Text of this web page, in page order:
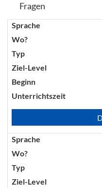
Fragen
Sprache
Wo?
Typ
Ziel-Level
Beginn
Unterrichtszeit
Sprache
Wo?
Typ
Ziel-Level